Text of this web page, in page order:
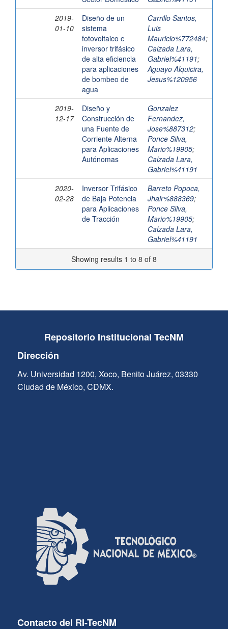
2019-
01-10
Diseño de un
sistema
fotovoltaico e
inversor trifásico
de alta eficiencia
para aplicaciones
de bombeo de
agua
Carrillo Santos,
Luis
Mauricio%772484;
Calzada Lara,
Gabriel%41191;
Aguayo Alquicira,
Jesus%120956
2019-
12-17
Diseño y
Construcción de
una Fuente de
Corriente Alterna
para Aplicaciones
Autónomas
Gonzalez
Fernandez,
Jose%887312;
Ponce Silva,
Mario%19905;
Calzada Lara,
Gabriel%41191
2020-
02-28
Inversor Trifásico
de Baja Potencia
para Aplicaciones
de Tracción
Barreto Popoca,
Jhair%888369;
Ponce Silva,
Mario%19905;
Calzada Lara,
Gabriel%41191
Showing results 1 to 8 of 8
Repositorio Institucional TecNM
Dirección
Av. Universidad 1200, Xoco, Benito Juárez, 03330
Ciudad de México, CDMX.
Contacto del RI-TecNM